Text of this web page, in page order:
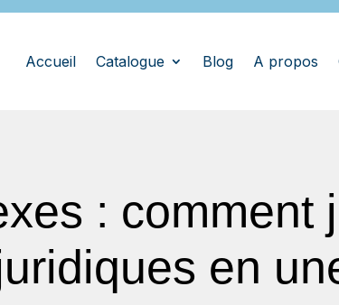
Accueil Catalogue Blog A propos
: comment
en